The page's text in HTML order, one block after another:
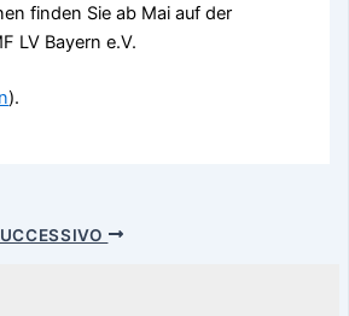
finden Sie ab Mai auf der
LV Bayern e.V.
).